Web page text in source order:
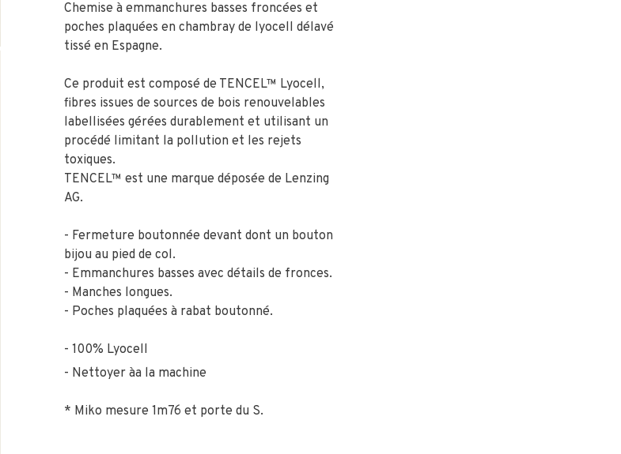
Chemise à emmanchures basses froncées et
poches plaquées en chambray de lyocell délavé
tissé en Espagne.
Ce produit est composé de TENCEL™ Lyocell,
fibres issues de sources de bois renouvelables
labellisées gérées durablement et utilisant un
procédé limitant la pollution et les rejets
toxiques.
TENCEL™ est une marque déposée de Lenzing
AG.
- Fermeture boutonnée devant dont un bouton
bijou au pied de col.
- Emmanchures basses avec détails de fronces.
- Manches longues.
- Poches plaquées à rabat boutonné.
100% Lyocell
Nettoyer àa la machine
* Miko mesure 1m76 et porte du S.